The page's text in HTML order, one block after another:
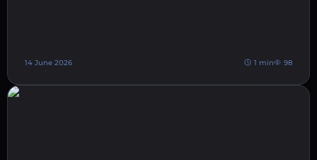
14 June 2026 1 min 98